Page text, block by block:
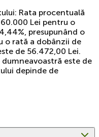
Rata procentuală
Lei pentru o
presupunând o
o rată a dobânzii de
de 56.472,00 Lei.
este de
depinde de